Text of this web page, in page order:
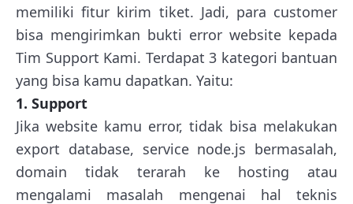
memiliki fitur kirim tiket. Jadi, para customer
bisa mengirimkan bukti error website kepada
Tim Support Kami. Terdapat 3 kategori bantuan
yang bisa kamu dapatkan. Yaitu:
1. Support
Jika website kamu error, tidak bisa melakukan
export database, service node.js bermasalah,
domain tidak terarah ke hosting atau
mengalami masalah mengenai hal teknis